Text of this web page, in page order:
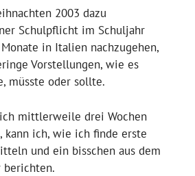
2003 dazu
Schulpflicht im Schuljahr
in Italien nachzugehen,
Vorstellungen, wie es
müsste oder sollte.
mittlerweile drei Wochen
kann ich, wie ich finde erste
und ein bisschen aus dem
berichten.